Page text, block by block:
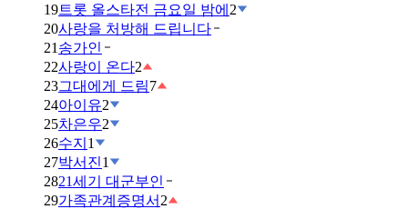
19트롯 올스타전 금요일 밤에 2
20사랑을 처방해 드립니다
21 송가인
22사랑이 온다2
23그대에게 드림7
24아이유2
25차은우2
26수지 1
27박서진1
2821세기 대군부인
29가족관계증명서 2